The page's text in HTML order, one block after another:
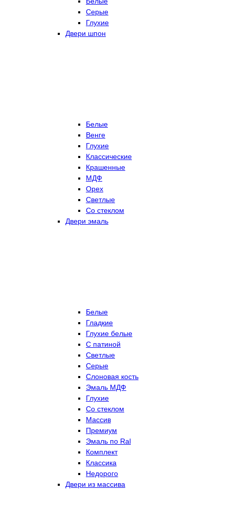
Серые
Глухие
Двери шпон
Белые
Венге
Глухие
Классические
Крашенные
МДФ
Орех
Светлые
Со стеклом
Двери эмаль
Белые
Гладкие
Глухие белые
С патиной
Светлые
Серые
Слоновая кость
Эмаль МДФ
Глухие
Со стеклом
Массив
Премиум
Эмаль по Ral
Комплект
Классика
Недорого
Двери из массива